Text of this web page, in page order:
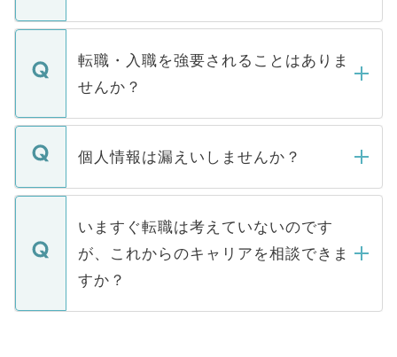
ます。通常、5営業日以内にはご連絡をせて
いただきますので、しばらくお待ちくださ
い。
マイナビDOCTORで取り扱っている求人の
うち約3割は、Webサイトからご覧いただ
けない「非公開求人」です。非公開求人は
下記の理由によって、一般には公開してい
ません。
■応募殺到を避けるため 人気のある医療機
関を公にしてしまうと、応募が殺到する場
に、医療機関が求める条件に合った人材の
みを人材紹介会社に依頼するケースが増え
ています。
転職・入職を強要されることはありま
せんか？
転職・入職を強要することは一切ありませ
ん。また、仮に応募先から内定をいただい
定を承諾する必要はありません。内定先へ
の辞退の連絡はキャリアパートナーが行い
ますので、ご安心ください。
個人情報は漏えいしませんか？
個人情報が漏えいすることはありませんの
で、ご安心ください。当サイトからの登録
などで収集したご登録者様の個人情報は、
ご本人のキャリアアップおよび転職活動の
支援を目的に使用いたします。お預かりし
ているすべての個人データはご本人の許可
いますぐ転職は考えていないのです
が、これからのキャリアを相談できま
すか？